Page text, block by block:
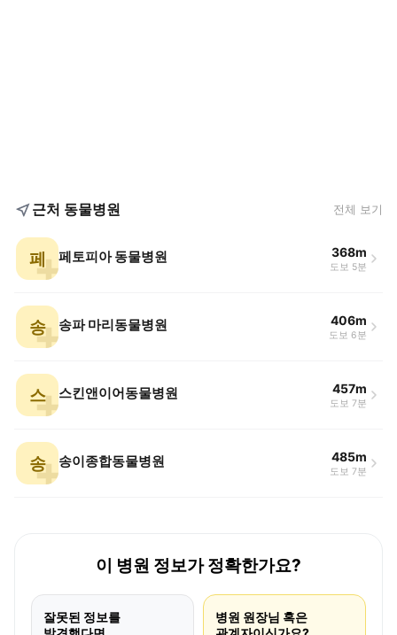
근처 동물병원 전체 보기
페 페토피아 동물병원 368m
도보 5분
송 송파 마리동물병원 406m
도보 6분
스 스킨앤이어동물병원 457m
도보 7분
송 송이종합동물병원 485m
도보 7분
이 병원 정보가 정확한가요?
잘못된 정보를
병원 원장님 혹은